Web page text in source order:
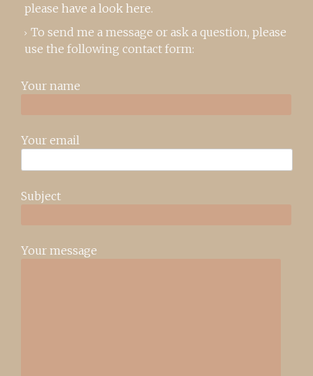
please have a look here.
To send me a message or ask a question, please
use the following contact form:
Your name
Your email
Subject
Your message